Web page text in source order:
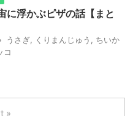
に浮かぶピザの話【まと
うさぎ くりまんじゅう
ちいか
コ
»